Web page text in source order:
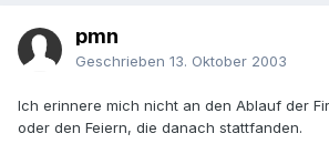
pmn
Geschrieben 13. Oktober 2003
Ich erinnere mich nicht an den Ablauf der
oder den Feiern, die danach stattfanden.